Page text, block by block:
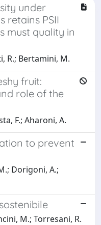
under
retains PSII
must quality in
R.; Bertamini, M.
fruit:
role of the
F.; Aharoni, A.
to prevent
Dorigoni, A.;
M.; Torresani, R.